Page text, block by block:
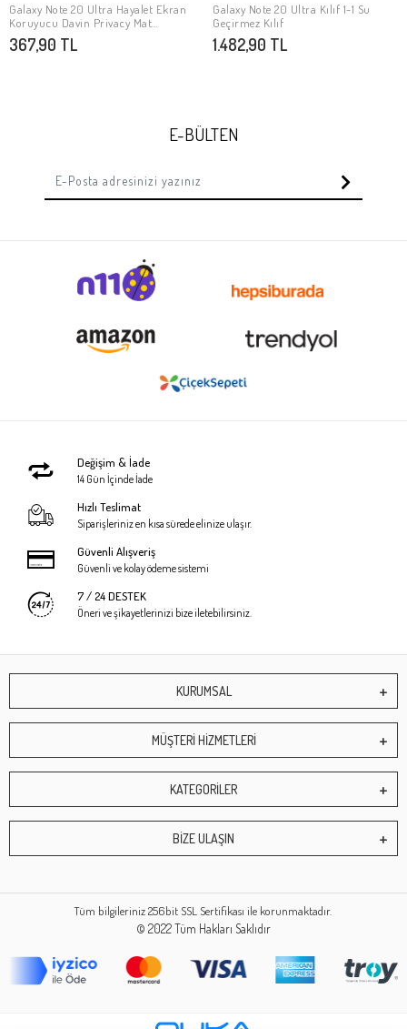
SEPETE EKLE
Galaxy Note 20 Ultra Hayalet Ekran
Koruyucu Davin Privacy Mat
Seramik Ekran Filmi
367,90 TL
SEPETE EKLE
Galaxy Note 20 Ultra Kılıf 1-1 Su
Geçirmez Kılıf
1.482,90 TL
E-BÜLTEN
Değişim & İade
14 Gün İçinde İade
Hızlı Teslimat
Siparişleriniz en kısa sürede elinize ulaşır.
Güvenli Alışveriş
Güvenli ve kolay ödeme sistemi
7 / 24 DESTEK
Öneri ve şikayetlerinizi bize iletebilirsiniz.
KURUMSAL
MÜŞTERİ HİZMETLERİ
KATEGORİLER
BİZE ULAŞIN
Tüm bilgileriniz 256bit SSL Sertifikası ile korunmaktadır.
© 2022Tüm Hakları Saklıdır